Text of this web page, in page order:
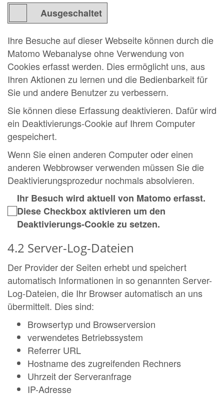
Ihre Besuche auf dieser Webseite können durch die
Matomo Webanalyse ohne Verwendung von
Cookies erfasst werden. Dies ermöglicht uns, aus
Ihren Aktionen zu lernen und die Bedienbarkeit für
Sie und andere Benutzer zu verbessern.
Sie können diese Erfassung deaktivieren. Dafür wird
ein Deaktivierungs-Cookie auf Ihrem Computer
gespeichert.
Wenn Sie einen anderen Computer oder einen
anderen Webbrowser verwenden müssen Sie die
Deaktivierungsprozedur nochmals absolvieren.
Ihr Besuch wird aktuell von Matomo erfasst.
Diese Checkbox aktivieren um den
Deaktivierungs-Cookie zu setzen.
4.2 Server-Log-Dateien
Der Provider der Seiten erhebt und speichert
automatisch Informationen in so genannten Server-
Log-Dateien, die Ihr Browser automatisch an uns
übermittelt. Dies sind:
Browsertyp und Browserversion
verwendetes Betriebssystem
Referrer URL
Hostname des zugreifenden Rechners
Uhrzeit der Serveranfrage
IP-Adresse